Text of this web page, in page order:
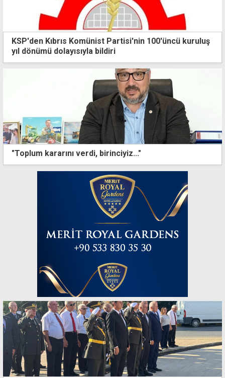
KSP'den Kıbrıs Komünist Partisi'nin 100'üncü kuruluş
yıl dönümü dolayısıyla bildiri
"Toplum kararını verdi, birinciyiz..."